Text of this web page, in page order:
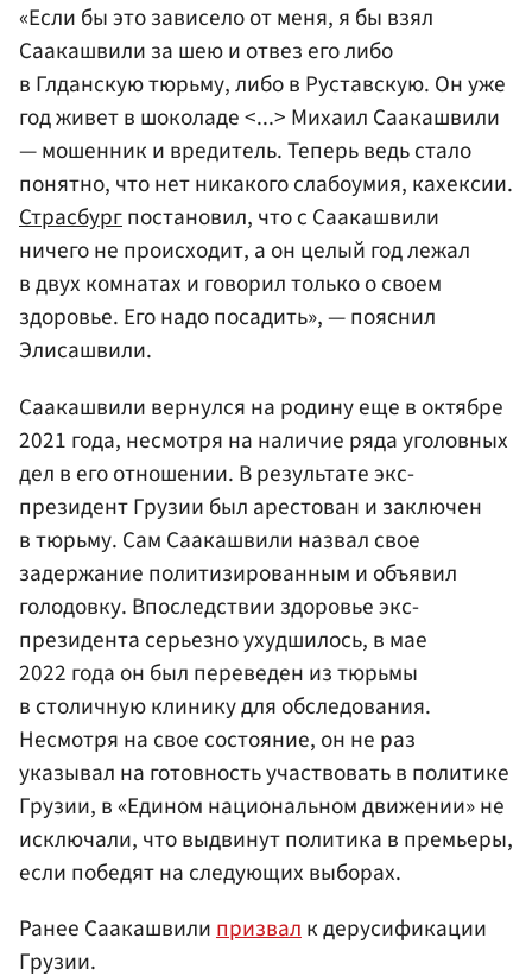
«Если бы это зависело от меня, я бы взял
Саакашвили за шею и отвез его либо
в Глданскую тюрьму, либо в Руставскую. Он уже
год живет в шоколаде <...> Михаил Саакашвили
— мошенник и вредитель. Теперь ведь стало
понятно, что нет никакого слабоумия, кахексии.
Страсбургпостановил, что с Саакашвили
ничего не происходит, а он целый год лежал
в двух комнатах и говорил только о своем
здоровье. Его надо посадить», — пояснил
Элисашвили.
Саакашвили вернулся на родину еще в октябре
2021 года, несмотря на наличие ряда уголовных
дел в его отношении. В результате экс-
президент Грузии был арестован и заключен
в тюрьму. Сам Саакашвили назвал свое
задержание политизированным и объявил
голодовку. Впоследствии здоровье экс-
президента серьезно ухудшилось, в мае
2022 года он был переведен из тюрьмы
в столичную клинику для обследования.
Несмотря на свое состояние, он не раз
указывал на готовность участвовать в политике
Грузии, в «Едином национальном движении» не
исключали, что выдвинут политика в премьеры,
если победят на следующих выборах.
Ранее Саакашвилипризвалк дерусификации
Грузии.